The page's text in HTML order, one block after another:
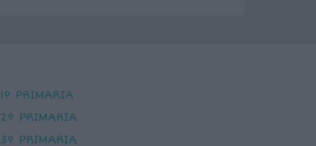
1º PRIMARIA
2º PRIMARIA
3º PRIMARIA